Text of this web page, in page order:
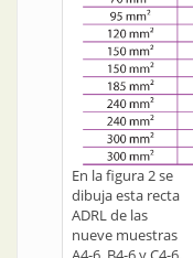
En la figura 2 se
dibuja esta recta
ADRL de las
nueve muestras